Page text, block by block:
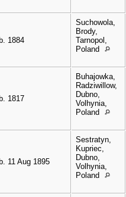
1884
Suchowola,
Brody,
Tarnopol,
Poland
1817
Buhajowka,
Radziwillow,
Dubno,
Volhynia,
Poland
11 Aug 1895
Sestratyn,
Kupriec,
Dubno,
Volhynia,
Poland